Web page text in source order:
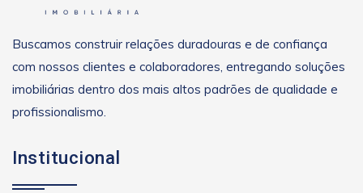
Buscamos construir relações duradouras e de confiança
com nossos clientes e colaboradores, entregando soluções
imobiliárias dentro dos mais altos padrões de qualidade e
profissionalismo.
Institucional